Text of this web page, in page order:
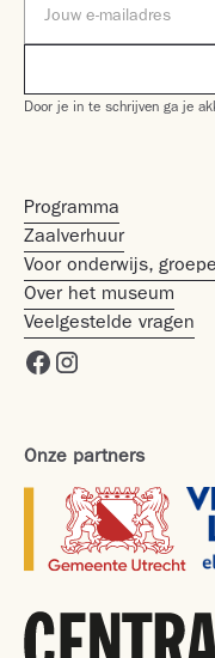
Programma
Zaalverhuur
Voor onderwijs,
Over het museum
Veelgestelde vragen
Onze partners
Door je in te schrijven ga je